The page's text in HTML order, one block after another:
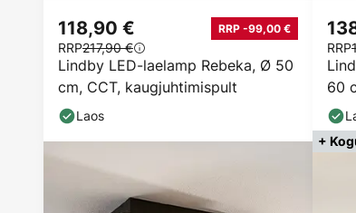
Lindby LED-laelamp Rebeka, Ø 50
cm, CCT, kaugjuhtimispult
118,90 € RRP -99,00 €
RRP217,90 €
Laos
60
RRP
+